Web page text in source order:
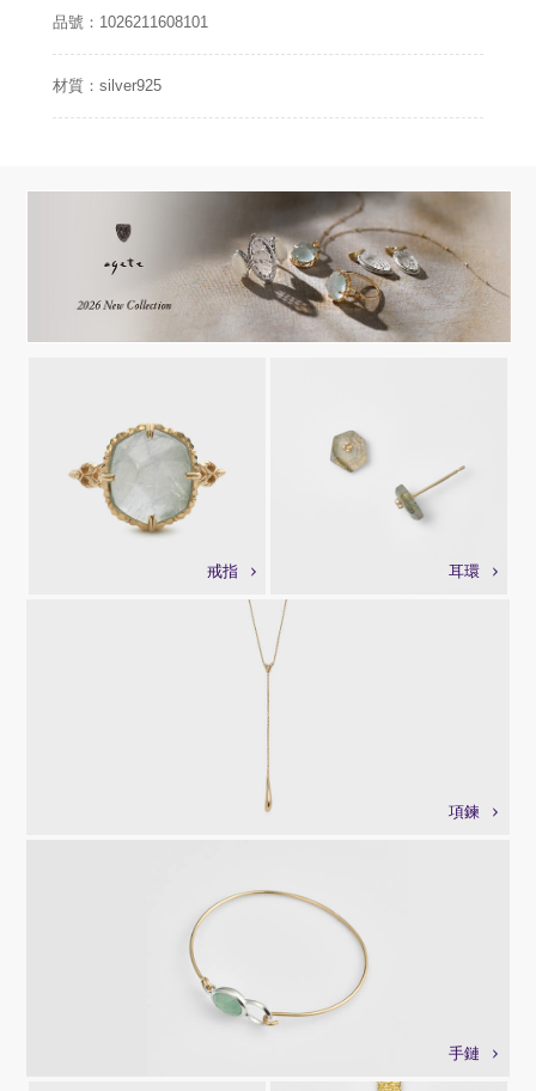
品號：1026211608101
材質：silver925
戒指 耳環
項鍊
手鏈